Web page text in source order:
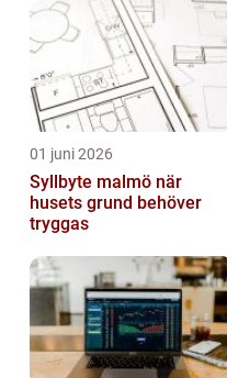
01 juni 2026
Syllbyte malmö när
husets grund behöver
tryggas